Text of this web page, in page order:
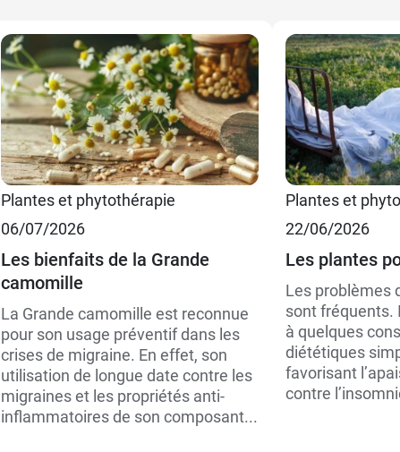
Plantes et phytothérapie
06/07/2026
Les bienfaits de la Grande
camomille
La Grande camomille est reconnue
pour son usage préventif dans les
crises de migraine. En effet, son
utilisation de longue date contre les
migraines et les propriétés anti-
inflammatoires de son composant...
Plantes et
22/06/2026
Les plantes
Les problèmes
sont fréquents.
à quelques
diététiques
favorisant
contre